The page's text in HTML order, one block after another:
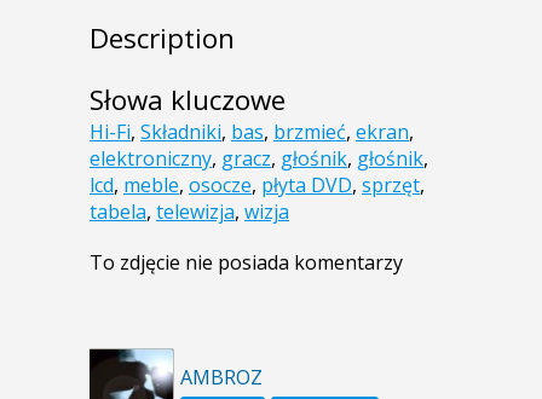
Description
Słowa kluczowe
Hi-Fi, Składniki, bas, brzmieć, ekran,
elektroniczny, gracz, głośnik, głośnik,
lcd, meble, osocze, płyta DVD, sprzęt,
tabela, telewizja, wizja
To zdjęcie nie posiada komentarzy
AMBROZ